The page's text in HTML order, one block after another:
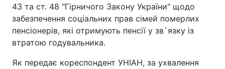
43 та ст. 48 "Гірничого Закону України" щодо
забезпечення соціальних прав сімей померлих
пенсіонерів, які отримують пенсії у зв`язку із
втратою годувальника.
Як передає кореспондент УНІАН, за ухвалення